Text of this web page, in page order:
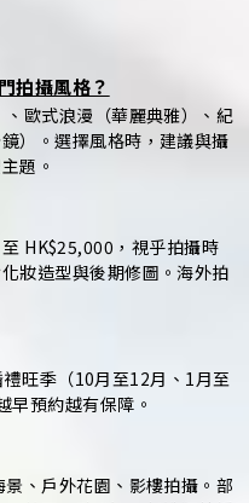
拍攝風格？
歐式浪漫（華麗典雅）、紀
）。選擇風格時，建議與攝
題。
HK$25,000，視乎拍攝時
妝造型與後期修圖。海外拍
旺季（10月至12月、1月至
早預約越有保障。
、戶外花園、影樓拍攝。部